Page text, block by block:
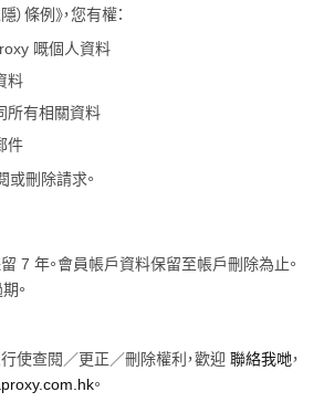
條例》，您有權：
嘅個人資料
料
所有相關資料
件
或刪除請求。
7 年。會員帳戶資料保留至帳戶刪除為止。
。
使查閱／更正／刪除權利，歡迎 聯絡我哋，
。